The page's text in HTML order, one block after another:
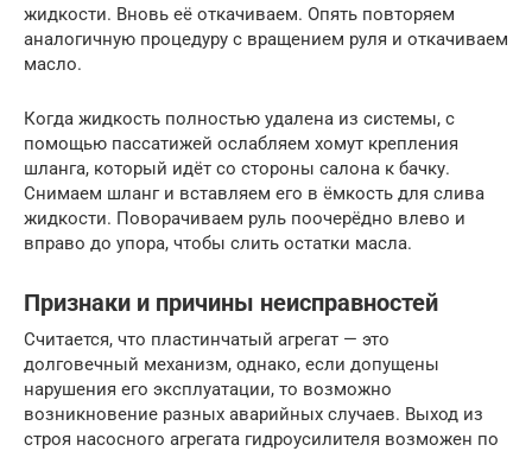
жидкости. Вновь её откачиваем. Опять повторяем
аналогичную процедуру с вращением руля и откачиваем
масло.
Когда жидкость полностью удалена из системы, с
помощью пассатижей ослабляем хомут крепления
шланга, который идёт со стороны салона к бачку.
Снимаем шланг и вставляем его в ёмкость для слива
жидкости. Поворачиваем руль поочерёдно влево и
вправо до упора, чтобы слить остатки масла.
Признаки и причины неисправностей
Считается, что пластинчатый агрегат — это
долговечный механизм, однако, если допущены
нарушения его эксплуатации, то возможно
возникновение разных аварийных случаев. Выход из
строя насосного агрегата гидроусилителя возможен по